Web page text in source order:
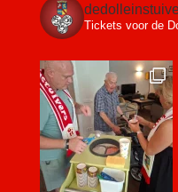
Tickets voor de